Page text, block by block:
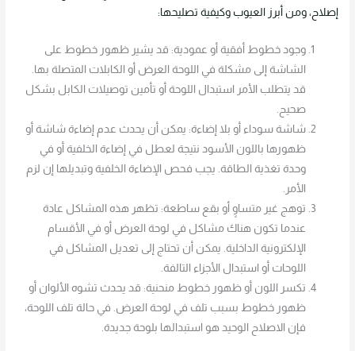
إصلاح، ومن أبرز العيوب وكيفية تصليحها:
وجود خطوط أفقية أو عمودية: قد يشير ظهور خطوط على
الشاشة إلى مشكلة في اللوحة العرض أو الكابلات المتصلة بها.
قد يتطلب الأمر استبدال اللوحة أو تأمين توصيلات الكابل بشكل
صحيح.
شاشة سوداء أو بلا إضاءة: يمكن أن يحدث عدم إضاءة شاشة أو
ظهورها باللون الأسود نتيجة لعطل في إضاءة الخلفية أو في
وحدة تغذية الطاقة. يجب فحص الإضاءة الخلفية وتبديلها إن لزم
الأمر.
توهج غير متساوٍ أو بقع ساطعة: تظهر هذه المشاكل عادة
عندما تكون هناك مشاكل في لوحة العرض أو في الأقسام
الإلكترونية الداخلية. يمكن أن تحتاج إلى تعديل المشاكل في
اللوحات أو استبدال الأجزاء التالفة.
تكسر اللون أو ظهور خطوط منحنية: قد يحدث تشوه الألوان أو
ظهور خطوط بسبب تلف في لوحة العرض. في حالة تلف اللوحة،
فإن الاصلاح الوحيد هو استبدالها بلوحة جديدة.